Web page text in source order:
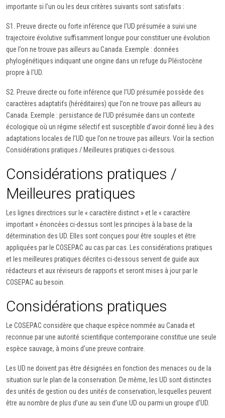
importante si l’un ou les deux critères suivants sont satisfaits :
S1. Preuve directe ou forte inférence que l’UD présumée a suivi une
trajectoire évolutive suffisamment longue pour constituer une évolution
que l’on ne trouve pas ailleurs au Canada. Exemple : données
phylogénétiques indiquant une origine dans un refuge du Pléistocène
propre à l’UD.
S2. Preuve directe ou forte inférence que l’UD présumée possède des
caractères adaptatifs (héréditaires) que l’on ne trouve pas ailleurs au
Canada. Exemple : persistance de l’UD présumée dans un contexte
écologique où un régime sélectif est susceptible d’avoir donné lieu à des
adaptations locales de l’UD que l’on ne trouve pas ailleurs. Voir la section
Considérations pratiques / Meilleures pratiques ci-dessous.
Considérations pratiques /
Meilleures pratiques
Les lignes directrices sur le « caractère distinct » et le « caractère
important » énoncées ci-dessus sont les principes à la base de la
détermination des UD. Elles sont conçues pour être souples et être
appliquées par le COSEPAC au cas par cas. Les considérations pratiques
et les meilleures pratiques décrites ci-dessous servent de guide aux
rédacteurs et aux réviseurs de rapports et seront mises à jour par le
COSEPAC au besoin.
Considérations pratiques
Le COSEPAC considère que chaque espèce nommée au Canada et
reconnue par une autorité scientifique contemporaine constitue une seule
espèce sauvage, à moins d’une preuve contraire.
Les UD ne doivent pas être désignées en fonction des menaces ou de la
situation sur le plan de la conservation. De même, les UD sont distinctes
des unités de gestion ou des unités de conservation, lesquelles peuvent
être au nombre de plus d’une au sein d’une UD ou parmi un groupe d’UD.